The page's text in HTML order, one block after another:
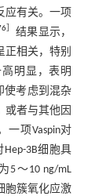
应有关。一项
］ 结果显示，
正相关，特别
明显，表明
使考虑到混杂
或者与其他因
项Vaspin对
Hep-3B细胞具
5～10 ng/mL
胞簇氧化应激